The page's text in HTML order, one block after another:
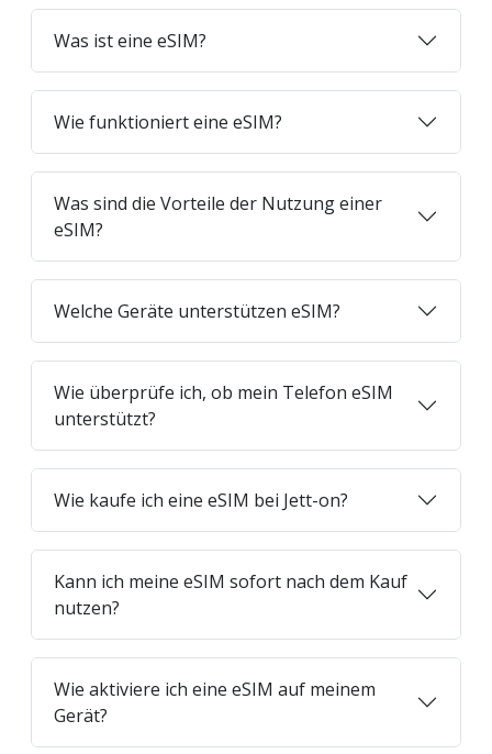
Was ist eine eSIM?
Wie funktioniert eine eSIM?
Was sind die Vorteile der Nutzung einer
eSIM?
Welche Geräte unterstützen eSIM?
Wie überprüfe ich, ob mein Telefon eSIM
unterstützt?
Wie kaufe ich eine eSIM bei Jett-on?
Kann ich meine eSIM sofort nach dem Kauf
nutzen?
Wie aktiviere ich eine eSIM auf meinem
Gerät?